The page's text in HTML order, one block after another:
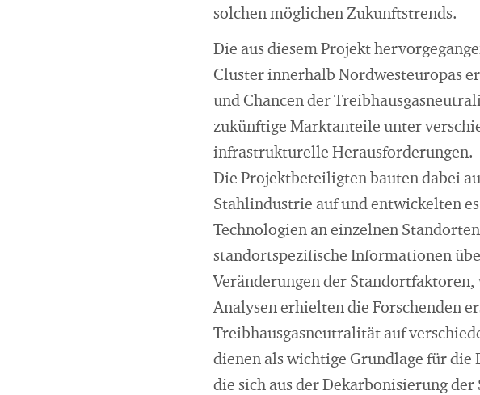
solchen möglichen Zukunftstrends.
Die aus diesem Projekt
Cluster innerhalb Nordwesteuropas
und Chancen der
zukünftige Marktanteile unter
infrastrukturelle Herausforderungen.
Die Projektbeteiligten bauten dabei
Stahlindustrie auf und entwickelten
Technologien an einzelnen
standortspezifische Informationen
Veränderungen der
Analysen erhielten die Forschenden
Treibhausgasneutralität auf
dienen als wichtige Grundlage für die
die sich aus der Dekarbonisierung